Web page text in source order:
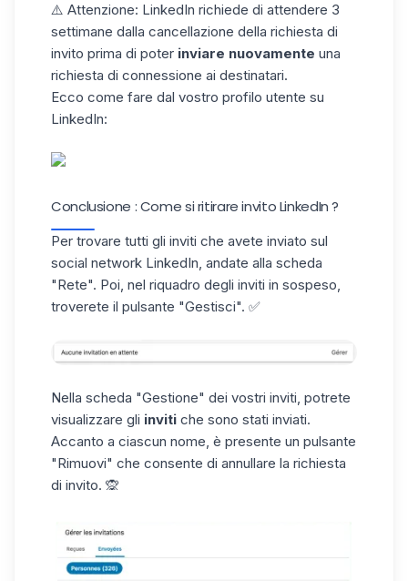
⚠️ Attenzione: LinkedIn richiede di attendere 3
settimane dalla cancellazione della richiesta di
invito prima di poter inviare nuovamente una
richiesta di connessione ai destinatari.
Ecco come fare dal vostro profilo utente su
LinkedIn:
Conclusione : Come si ritirare invito LinkedIn ?
Per trovare tutti gli inviti che avete inviato sul
social network LinkedIn, andate alla scheda
"Rete". Poi, nel riquadro degli inviti in sospeso,
troverete il pulsante "Gestisci". ✅
Nella scheda "Gestione" dei vostri inviti, potrete
visualizzare gli inviti che sono stati inviati.
Accanto a ciascun nome, è presente un pulsante
"Rimuovi" che consente di annullare la richiesta
di invito. 🙊